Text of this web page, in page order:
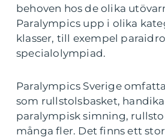
behoven hos de olika
Paralympics upp i olika
klasser, till exempel
specialolympiad.
Paralympics Sverige
som rullstolsbasket,
paralympisk simning,
många fler. Det finns ett